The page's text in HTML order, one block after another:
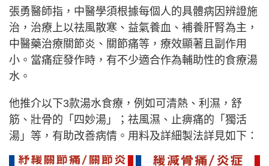
張勇醫師指，中醫學須根據每個人的具體病因辨證施
治，治療上以祛風散寒、益氣養血、補養肝腎為主，
中醫藥治療關節炎、關節痛等，療效顯著且副作用
小。當痛症發作時，有不少適合作為輔助性的食療湯
水。
他推介以下3款湯水食療，例如可清熱、利濕，舒
筋、壯骨的「四妙湯」；祛風濕、止痹痛的「獨活
湯」等，有助改善病情。用料及詳細製法詳見如下：